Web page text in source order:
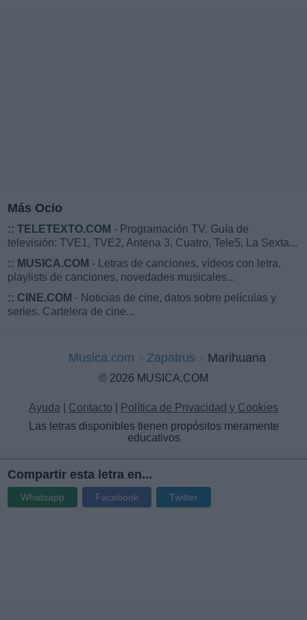
Más Ocio
:: TELETEXTO.COM - Programación TV. Guía de
televisión: TVE1, TVE2, Antena 3, Cuatro, Tele5, La Sexta...
:: MUSICA.COM - Letras de canciones, vídeos con letra,
playlists de canciones, novedades musicales...
:: CINE.COM - Noticias de cine, datos sobre películas y
series. Cartelera de cine...
Musica.com Zapatrus Marihuana
© 2026 MUSICA.COM
Ayuda Contacto
Política de Privacidad y Cookies
Las letras disponibles tienen propósitos meramente
educativos
Compartir esta letra en...
Whatsapp Facebook Twitter